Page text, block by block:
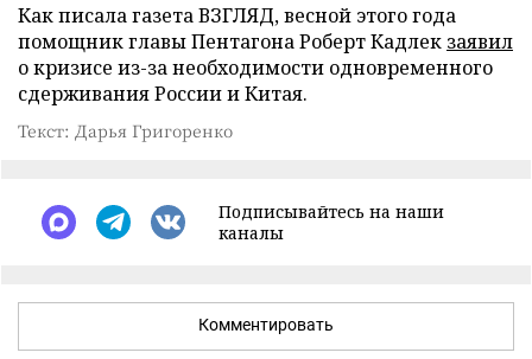
Как писала газета ВЗГЛЯД, весной этого года
помощник главы Пентагона Роберт Кадлек заявил
о кризисе из-за необходимости одновременного
сдерживания России и Китая.
Текст: Дарья Григоренко
Подписывайтесь на наши
каналы
Комментировать